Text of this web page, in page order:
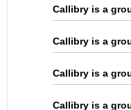
Callibry is a
Callibry is a
Callibry is a
Callibry is a